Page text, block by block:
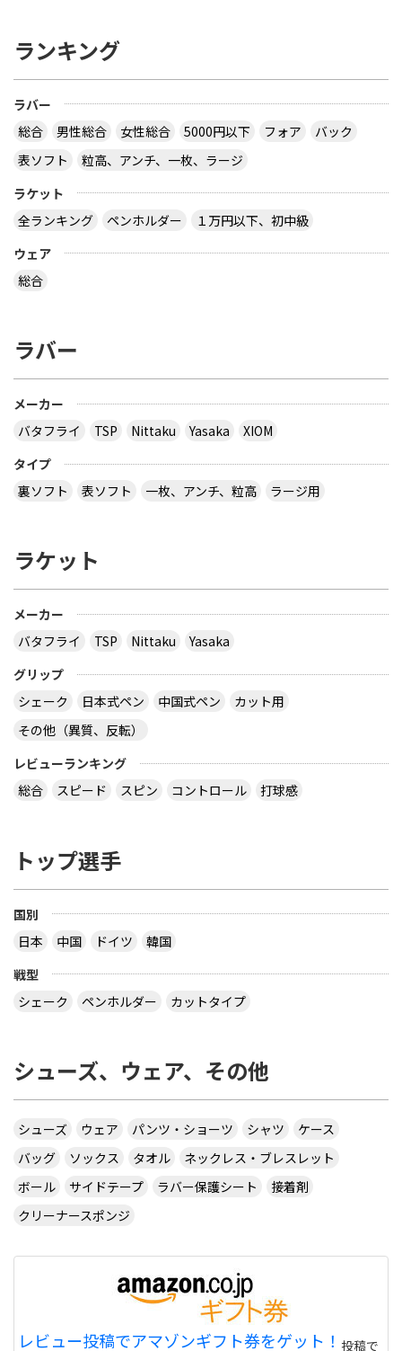
ランキング
ラバー
総合
男性総合 女性総合 5000円以下 フォア
バック
表ソフト
粒高、アンチ、一枚、ラージ
ラケット
全ランキング
ペンホルダー
１万円以下、初中級
ウェア
総合
ラバー
メーカー
バタフライ
TSP Nittaku Yasaka
XIOM
タイプ
裏ソフト
表ソフト 一枚、アンチ、粒高 ラージ用
ラケット
メーカー
バタフライ
TSP Nittaku
Yasaka
グリップ
シェーク
日本式ペン 中国式ペン
カット用
その他（異質、反転）
レビューランキング
総合
スピード スピン コントロール 打球感
トップ選手
国別
日本
中国 ドイツ
韓国
戦型
シェーク
ペンホルダー カットタイプ
シューズ、ウェア、その他
シューズ ウェア パンツ・ショーツ シャツ
ケース
バッグ
ソックス タオル
ネックレス・ブレスレット
ボール
サイドテープ ラバー保護シート
接着剤
クリーナースポンジ
レビュー投稿でアマゾンギフト券をゲット！ 投稿で